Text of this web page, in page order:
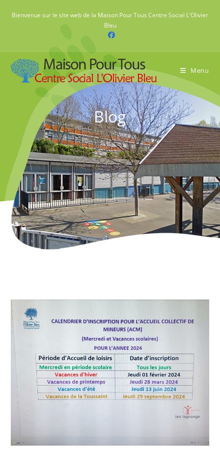
Bienvenue sur le site web de la Maison Pour Tous Centre Social L'Olivier
Bleu
Menu
Blog